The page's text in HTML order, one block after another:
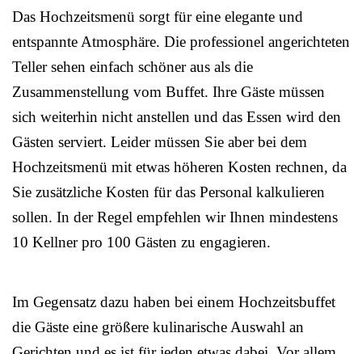
Das Hochzeitsmenü sorgt für eine elegante und
entspannte Atmosphäre. Die professionel angerichteten
Teller sehen einfach schöner aus als die
Zusammenstellung vom Buffet. Ihre Gäste müssen
sich weiterhin nicht anstellen und das Essen wird den
Gästen serviert. Leider müssen Sie aber bei dem
Hochzeitsmenü mit etwas höheren Kosten rechnen, da
Sie zusätzliche Kosten für das Personal kalkulieren
sollen. In der Regel empfehlen wir Ihnen mindestens
10 Kellner pro 100 Gästen zu engagieren.
Im Gegensatz dazu haben bei einem Hochzeitsbuffet
die Gäste eine größere kulinarische Auswahl an